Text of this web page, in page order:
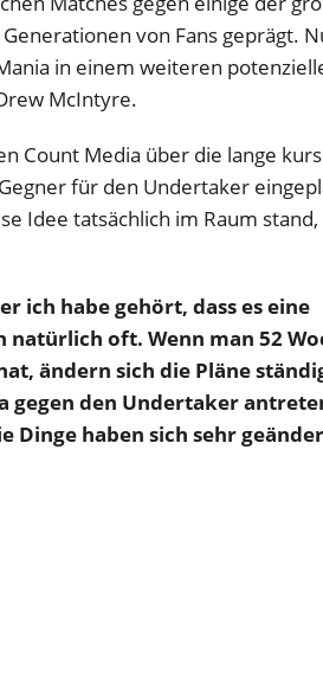
von Fans geprägt.
in einem weiteren
McIntyre.
Count Media über die lange
für den Undertaker
Idee tatsächlich im Raum
ich habe gehört, dass es eine
oft. Wenn man 52
ändern sich die Pläne
gegen den Undertaker
haben sich sehr